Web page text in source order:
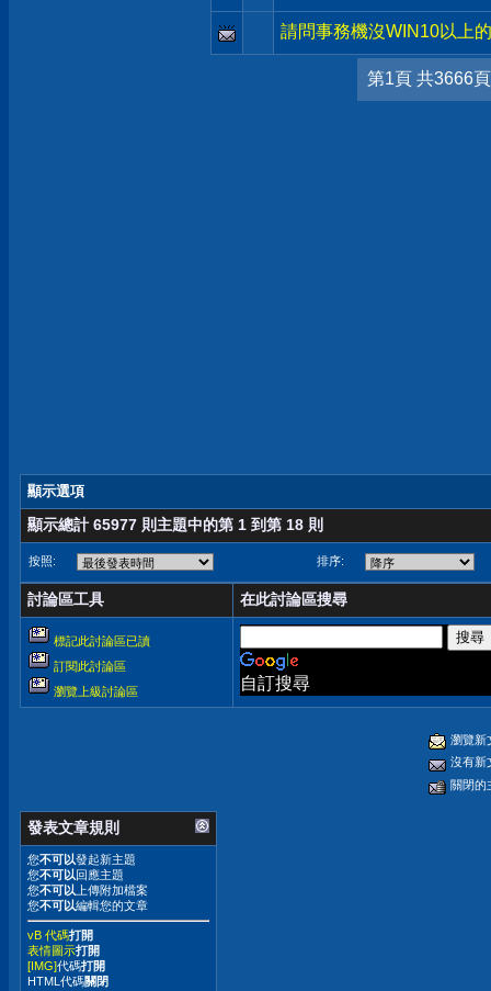
請問事務機沒WIN10以上
第1頁 共3666頁
顯示選項
顯示總計 65977 則主題中的第 1 到第 18 則
按照: 排序:
討論區工具 在此討論區搜尋
標記此討論區已讀
訂閱此討論區
瀏覽上級討論區
自訂搜尋
瀏覽新
沒有新
關閉的
發表文章規則
您不可以發起新主題
您不可以回應主題
您不可以 上傳附加檔案
您不可以編輯您的文章
vB 代碼打開
表情圖示打開
[IMG]代碼打開
HTML代碼關閉